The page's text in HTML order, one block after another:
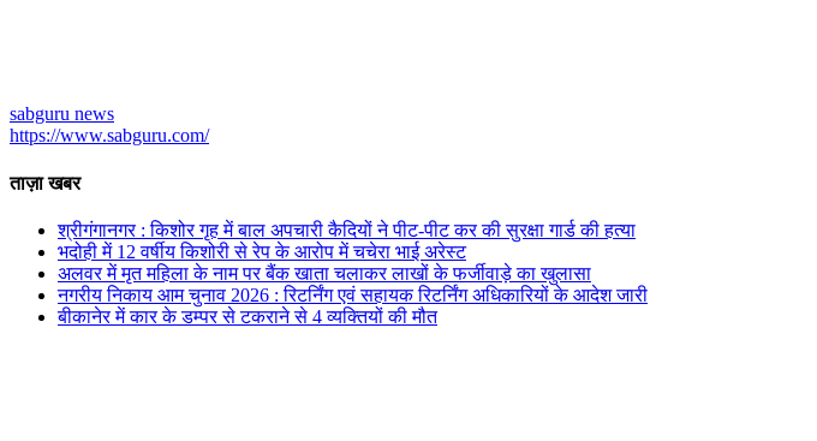
sabguru news
https://www.sabguru.com/
ताज़ा खबर
श्रीगंगानगर : किशोर गृह में बाल अपचारी कैदियों ने पीट-पीट कर की सुरक्षा गार्ड की हत्या
भदोही में 12 वर्षीय किशोरी से रेप के आरोप में चचेरा भाई अरेस्ट
अलवर में मृत महिला के नाम पर बैंक खाता चलाकर लाखों के फर्जीवाड़े का खुलासा
नगरीय निकाय आम चुनाव 2026 : रिटर्निंग एवं सहायक रिटर्निंग अधिकारियों के आदेश जारी
बीकानेर में कार के डम्पर से टकराने से 4 व्यक्तियों की मौत